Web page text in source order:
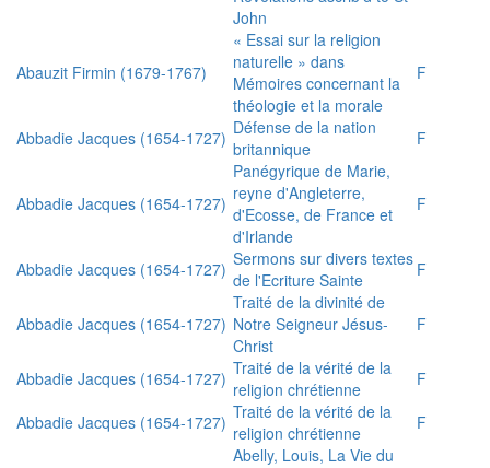
John
Abauzit Firmin (1679-1767)
« Essai sur la religion
naturelle » dans
Mémoires concernant la
théologie et la morale
F
Abbadie Jacques (1654-1727) Défense de la nation
britannique
F
Abbadie Jacques (1654-1727)
Panégyrique de Marie,
reyne d'Angleterre,
d'Ecosse, de France et
d'Irlande
F
Abbadie Jacques (1654-1727) Sermons sur divers textes
de l'Ecriture Sainte
F
Abbadie Jacques (1654-1727)
Traité de la divinité de
Notre Seigneur Jésus-
Christ
F
Abbadie Jacques (1654-1727) Traité de la vérité de la
religion chrétienne
F
Abbadie Jacques (1654-1727) Traité de la vérité de la
religion chrétienne
F
Abelly, Louis, La Vie du